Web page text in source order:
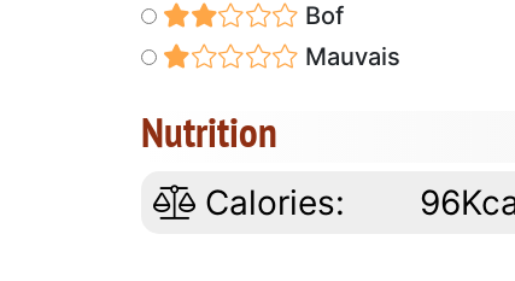
Bof
Mauvais
Nutrition
Calories: